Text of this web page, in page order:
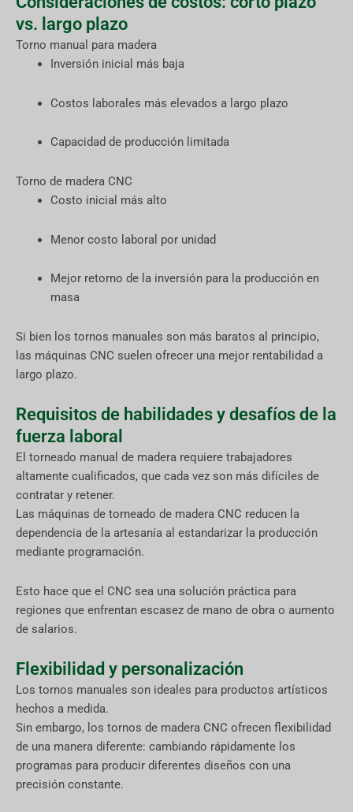
vs. largo plazo
Torno manual para madera
Inversión inicial más baja
Costos laborales más elevados a largo plazo
Capacidad de producción limitada
Torno de madera CNC
Costo inicial más alto
Menor costo laboral por unidad
Mejor retorno de la inversión para la producción en
masa
Si bien los tornos manuales son más baratos al principio,
las máquinas CNC suelen ofrecer una mejor rentabilidad a
largo plazo.
Requisitos de habilidades y desafíos de la
fuerza laboral
El torneado manual de madera requiere trabajadores
altamente cualificados, que cada vez son más difíciles de
contratar y retener.
Las máquinas de torneado de madera CNC reducen la
dependencia de la artesanía al estandarizar la producción
mediante programación.
Esto hace que el CNC sea una solución práctica para
regiones que enfrentan escasez de mano de obra o aumento
de salarios.
Flexibilidad y personalización
Los tornos manuales son ideales para productos artísticos
hechos a medida.
Sin embargo, los tornos de madera CNC ofrecen flexibilidad
de una manera diferente: cambiando rápidamente los
programas para producir diferentes diseños con una
precisión constante.